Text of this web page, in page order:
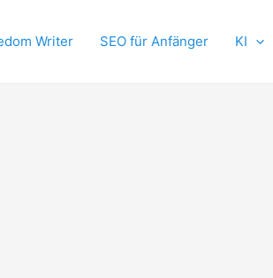
Writer SEO für Anfänger KI